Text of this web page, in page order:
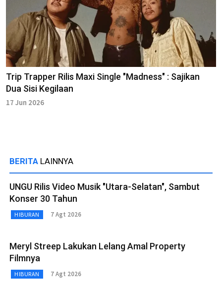
Trip Trapper Rilis Maxi Single "Madness" : Sajikan
Dua Sisi Kegilaan
17 Jun 2026
BERITA LAINNYA
UNGU Rilis Video Musik "Utara-Selatan", Sambut
Konser 30 Tahun
HIBURAN 7 Agt 2026
Meryl Streep Lakukan Lelang Amal Property
Filmnya
HIBURAN 7 Agt 2026